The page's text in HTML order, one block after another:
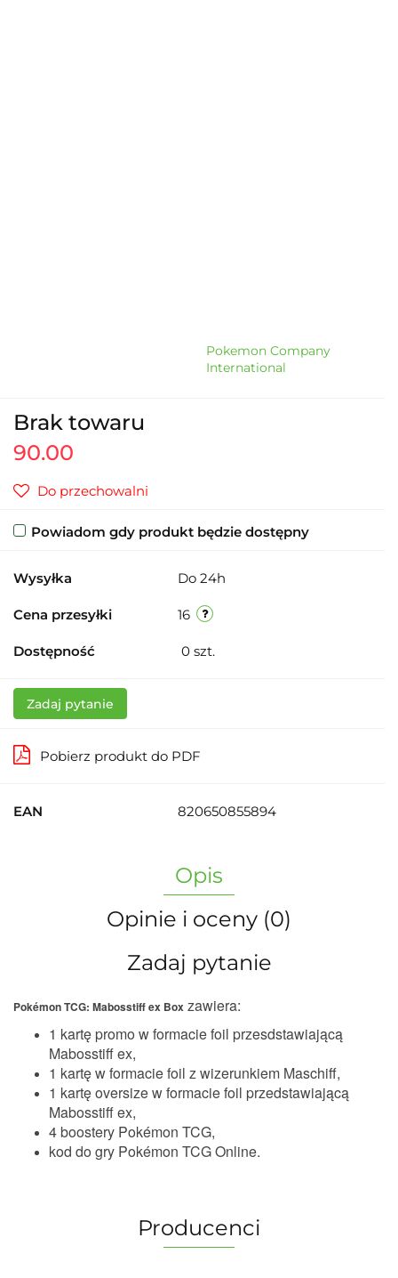
Pokemon Company
International
Brak towaru
90.00
Do przechowalni
Powiadom gdy produkt będzie dostępny
Wysyłka Do 24h
Cena przesyłki 16
Dostępność 0 szt.
Zadaj pytanie
Pobierz produkt do PDF
EAN 820650855894
Opis
Opinie i oceny (0)
Zadaj pytanie
Pokémon TCG: Mabosstiff ex Box zawiera:
1 kartę promo w formacie foil przesdstawiającą
Mabosstiff ex,
1 kartę w formacie foil z wizerunkiem Maschiff,
1 kartę oversize w formacie foil przedstawiającą
Mabosstiff ex,
4 boostery Pokémon TCG,
kod do gry Pokémon TCG Online.
Producenci